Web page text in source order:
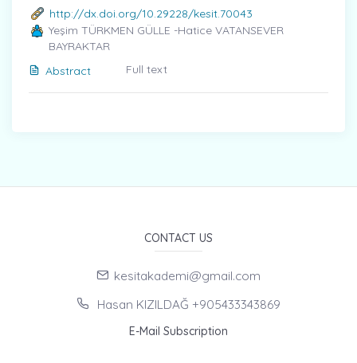
http://dx.doi.org/10.29228/kesit.70043
Yeşim TÜRKMEN GÜLLE -Hatice VATANSEVER
BAYRAKTAR
Abstract
Full text
CONTACT US
kesitakademi@gmail.com
Hasan KIZILDAĞ +905433343869
E-Mail Subscription